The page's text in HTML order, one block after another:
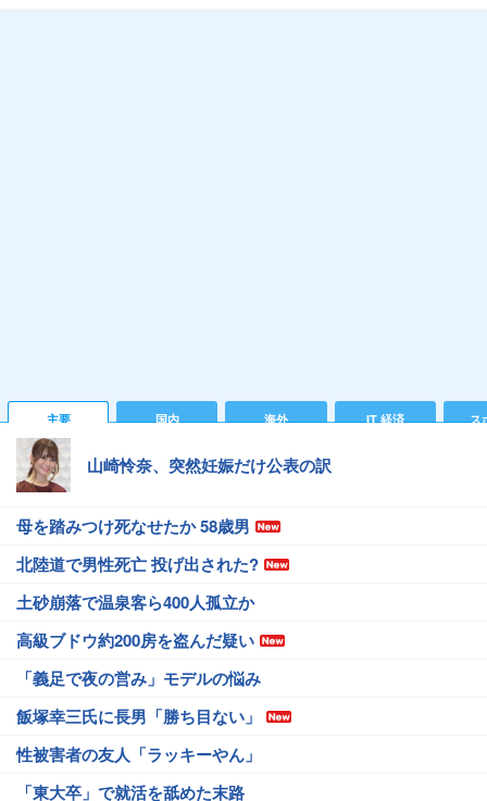
主要 国内 海外 IT 経済 ス
山崎怜奈、突然妊娠だけ公表の訳
母を踏みつけ死なせたか 58歳男
北陸道で男性死亡 投げ出された?
土砂崩落で温泉客ら400人孤立か
高級ブドウ約200房を盗んだ疑い
「義足で夜の営み」モデルの悩み
飯塚幸三氏に長男「勝ち目ない」
性被害者の友人「ラッキーやん」
「東大卒」で就活を舐めた末路